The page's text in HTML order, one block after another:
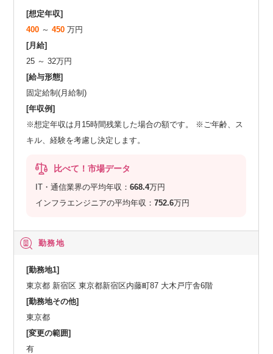
[想定年収]
400 ～450 万円
[月給]
25 ～ 32万円
[給与形態]
固定給制(月給制)
[年収例]
※想定年収は月15時間残業した場合の額です。 ※ご年齢、ス
キル、経験を考慮し決定します。
比べて！市場データ
IT・通信業界の平均年収：668.4万円
インフラエンジニアの平均年収：752.6万円
勤務地
[勤務地1]
東京都 新宿区 東京都新宿区内藤町87 大木戸庁舎6階
[勤務地その他]
東京都
[変更の範囲]
有